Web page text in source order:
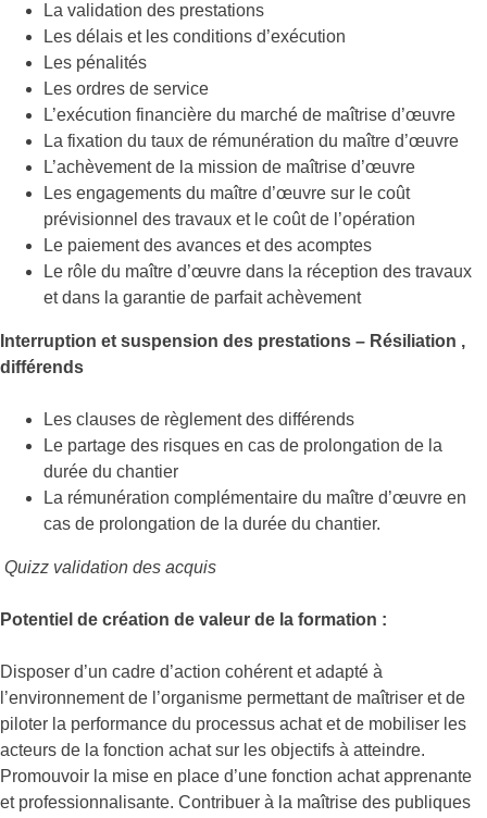
La validation des prestations
Les délais et les conditions d’exécution
Les pénalités
Les ordres de service
L’exécution financière du marché de maîtrise d’œuvre
La fixation du taux de rémunération du maître d’œuvre
L’achèvement de la mission de maîtrise d’œuvre
Les engagements du maître d’œuvre sur le coût
prévisionnel des travaux et le coût de l’opération
Le paiement des avances et des acomptes
Le rôle du maître d’œuvre dans la réception des travaux
et dans la garantie de parfait achèvement
Interruption et suspension des prestations – Résiliation ,
différends
Les clauses de règlement des différends
Le partage des risques en cas de prolongation de la
durée du chantier
La rémunération complémentaire du maître d’œuvre en
cas de prolongation de la durée du chantier.
Quizz validation des acquis
Potentiel de création de valeur de la formation :
Disposer d’un cadre d’action cohérent et adapté à
l’environnement de l’organisme permettant de maîtriser et de
piloter la performance du processus achat et de mobiliser les
acteurs de la fonction achat sur les objectifs à atteindre.
Promouvoir la mise en place d’une fonction achat apprenante
et professionnalisante. Contribuer à la maîtrise des publiques